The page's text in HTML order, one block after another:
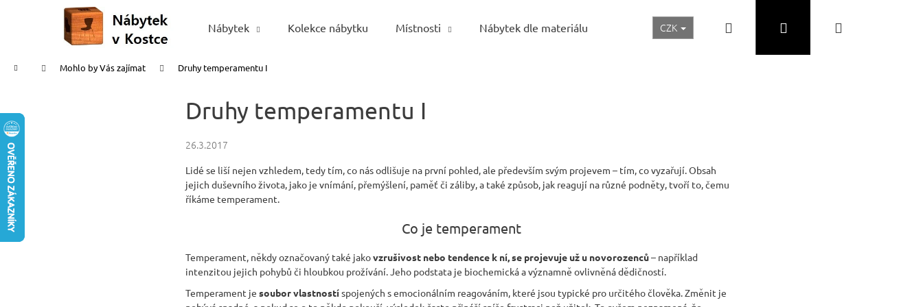
Nábytek Kolekce nábytku Místnosti Nábytek dle materiálu Realizace a inspirace Akční ceny Nábytek Skladem
CZK Přihlášení
Domů Mohlo by Vás zajímat Druhy temperamentu I
Druhy temperamentu I
26.3.2017
Lidé se liší nejen vzhledem, tedy tím, co nás odlišuje na první pohled, ale především svým projevem – tím, co vyzařují. Obsah
jejich duševního života, jako je vnímání, přemýšlení, paměť či záliby, a také způsob, jak reagují na různé podněty, tvoří to, čemu
říkáme temperament.
Co je temperament
Temperament, někdy označovaný také jakovzrušivost nebo tendence k ní, se projevuje už u novorozenců– například
intenzitou jejich pohybů či hloubkou prožívání. Jeho podstata je biochemická a významně ovlivněná dědičností.
Temperament je soubor vlastnostíspojených s emocionálním reagováním, které jsou typické pro určitého člověka. Změnit je
Zpět
obchodu
Zpět
obchodu
Doporučujeme